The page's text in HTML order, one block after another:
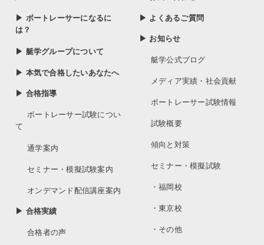
▶ ボートレーサーになるに
は？
▶ 艇学グループについて
▶ 本気で合格したいあなたへ
▶ 合格指導
ボートレーサー試験につい
て
通学案内
セミナー・模擬試験案内
オンデマンド配信講座案内
▶ 合格実績
合格者の声
▶ よくあるご質問
▶ お知らせ
艇学公式ブログ
メディア実績・社会貢献
ボートレーサー試験情報
試験概要
傾向と対策
セミナー・模擬試験
・福岡校
・東京校
・その他